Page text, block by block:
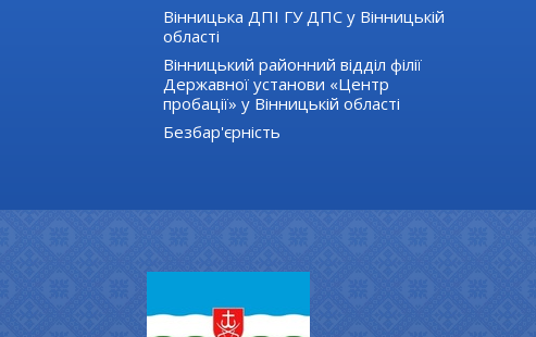
Вінницька ДПІ ГУ ДПС у Вінницькій
області
Вінницький районний відділ філії
Державної установи «Центр
пробації» у Вінницькій області
Безбар'єрність